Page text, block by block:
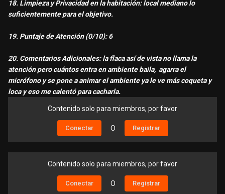
18. Limpieza y Privacidad en la habitación: local mediano lo
suficientemente para el objetivo.
19. Puntaje de Atención (0/10): 6
20. Comentarios Adicionales: la flaca así de vista no llama la
atención pero cuántos entra en ambiente baila, agarra el
micrófono y se pone a animar el ambiente ya le ve más coqueta y
loca y eso me calentó para cacharla.
Contenido solo para miembros, por favor
Conectar O Registrar
Contenido solo para miembros, por favor
Conectar O Registrar